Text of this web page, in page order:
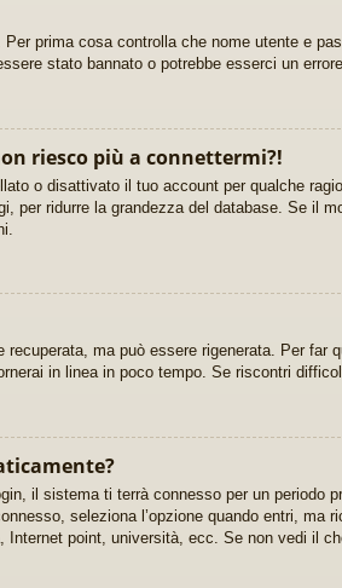
prima cosa controlla che nome utente e
stato bannato o potrebbe esserci un
riesco più a connettermi?!
o disattivato il tuo account per qualche
per ridurre la grandezza del database. Se il
recuperata, ma può essere rigenerata. Per
in linea in poco tempo. Se riscontri
il sistema ti terrà connesso per un periodo
seleziona l’opzione quando entri, ma
point, università, ecc. Se non vedi il